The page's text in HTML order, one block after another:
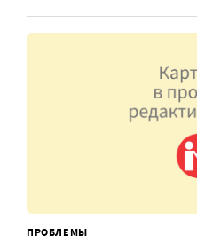
ПРОБЛЕМЫ